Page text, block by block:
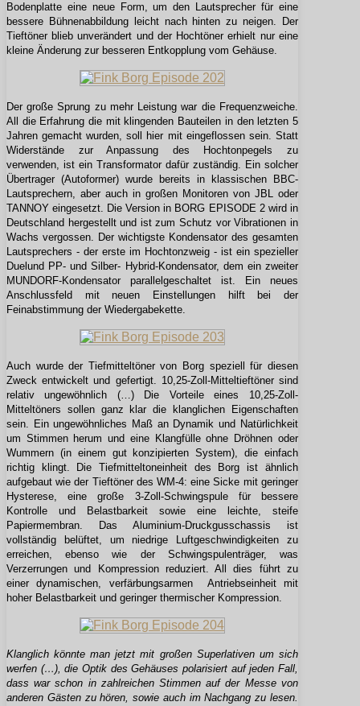
Bodenplatte eine neue Form, um den Lautsprecher für eine
bessere Bühnenabbildung leicht nach hinten zu neigen. Der
Tieftöner blieb unverändert und der Hochtöner erhielt nur eine
kleine Änderung zur besseren Entkopplung vom Gehäuse.
Der große Sprung zu mehr Leistung war die Frequenzweiche.
All die Erfahrung die mit klingenden Bauteilen in den letzten 5
Jahren gemacht wurden, soll hier mit eingeflossen sein. Statt
Widerstände zur Anpassung des Hochtonpegels zu
verwenden, ist ein Transformator dafür zuständig. Ein solcher
Übertrager (Autoformer) wurde bereits in klassischen BBC-
Lautsprechern, aber auch in großen Monitoren von JBL oder
TANNOY eingesetzt. Die Version in BORG EPISODE 2 wird in
Deutschland hergestellt und ist zum Schutz vor Vibrationen in
Wachs vergossen. Der wichtigste Kondensator des gesamten
Lautsprechers - der erste im Hochtonzweig - ist ein spezieller
Duelund PP- und Silber- Hybrid-Kondensator, dem ein zweiter
MUNDORF-Kondensator parallelgeschaltet ist. Ein neues
Anschlussfeld mit neuen Einstellungen hilft bei der
Feinabstimmung der Wiedergabekette.
Auch wurde der Tiefmitteltöner von Borg speziell für diesen
Zweck entwickelt und gefertigt. 10,25-Zoll-Mitteltieftöner sind
relativ ungewöhnlich (…) Die Vorteile eines 10,25-Zoll-
Mitteltöners sollen ganz klar die klanglichen Eigenschaften
sein. Ein ungewöhnliches Maß an Dynamik und Natürlichkeit
um Stimmen herum und eine Klangfülle ohne Dröhnen oder
Wummern (in einem gut konzipierten System), die einfach
richtig klingt. Die Tiefmitteltoneinheit des Borg ist ähnlich
aufgebaut wie der Tieftöner des WM-4: eine Sicke mit geringer
Hysterese, eine große 3-Zoll-Schwingspule für bessere
Kontrolle und Belastbarkeit sowie eine leichte, steife
Papiermembran. Das Aluminium-Druckgusschassis ist
vollständig belüftet, um niedrige Luftgeschwindigkeiten zu
erreichen, ebenso wie der Schwingspulenträger, was
Verzerrungen und Kompression reduziert. All dies führt zu
einer dynamischen, verfärbungsarmen Antriebseinheit mit
hoher Belastbarkeit und geringer thermischer Kompression.
Klanglich könnte man jetzt mit großen Superlativen um sich
werfen (…), die Optik des Gehäuses polarisiert auf jeden Fall,
dass war schon in zahlreichen Stimmen auf der Messe von
anderen Gästen zu hören, sowie auch im Nachgang zu lesen.